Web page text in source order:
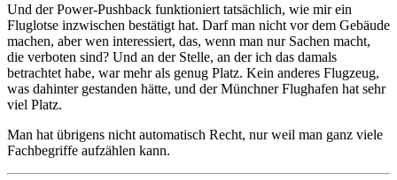
Und der Power-Pushback funktioniert tatsächlich, wie mir ein
Fluglotse inzwischen bestätigt hat. Darf man nicht vor dem Gebäude
machen, aber wen interessiert, das, wenn man nur Sachen macht,
die verboten sind? Und an der Stelle, an der ich das damals
betrachtet habe, war mehr als genug Platz. Kein anderes Flugzeug,
was dahinter gestanden hätte, und der Münchner Flughafen hat sehr
viel Platz.
Man hat übrigens nicht automatisch Recht, nur weil man ganz viele
Fachbegriffe aufzählen kann.